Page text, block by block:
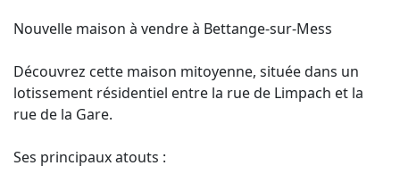
Nouvelle maison à vendre à Bettange-sur-Mess
Découvrez cette maison mitoyenne, située dans un
lotissement résidentiel entre la rue de Limpach et la
rue de la Gare.
Ses principaux atouts :